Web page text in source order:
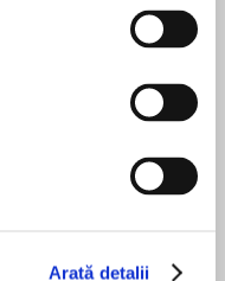
Arată detalii
Charlie was a
or out of the ring
title in the
brothers and